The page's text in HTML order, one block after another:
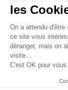
Novethic
PRODURABLE
Inclusiv Day
Données
les
On a attendu d'être
ce site vous
déranger, mais on
visite...
C'est OK pour vous